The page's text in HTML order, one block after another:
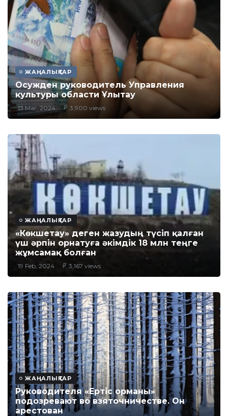
ЖАҢАЛЫҚТАР
Осужден руководитель Управления
культуры области Ұлытау
13 Mar, 2024 3,900 views
ЖАҢАЛЫҚТАР
«Көкшетау» деген жазудың түсіп қалған
үш әрпін орнатуға әкімдік 18 млн теңге
жұмсамақ болған
19 Feb, 2024 3,167 views
ЖАҢАЛЫҚТАР
Руководителя «Ертіс орманы»
подозревают во взяточничестве. Он
арестован